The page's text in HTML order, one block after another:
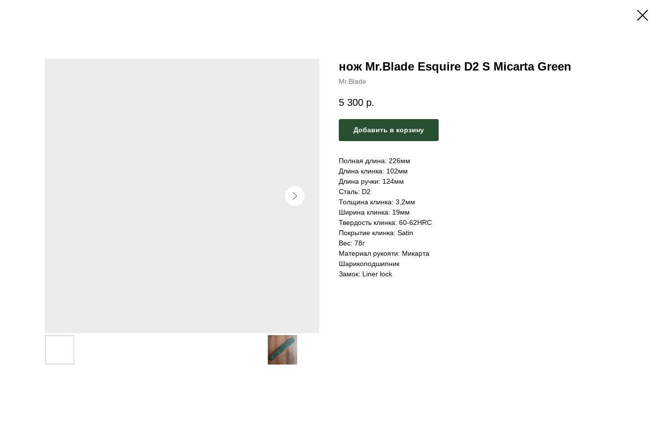
нож Mr.Blade Esquire D2 S Micarta Green
Mr.Blade
5 300 р.
Добавить в корзину
Полная длина: 226мм
Длина клинка: 102мм
Длина ручки: 124мм
Сталь: D2
Толщина клинка: 3,2мм
Ширина клинка: 19мм
Твердость клинка: 60-62HRC
Покрытие клинка: Satin
Вес: 78г
Материал рукояти: Микарта
Шарикоподшипник
Замок: Liner lock